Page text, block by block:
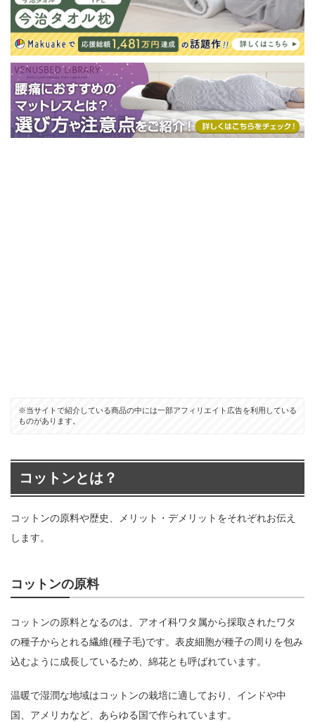
※当サイトで紹介している商品の中には一部アフィリエイト広告を利用している
ものがあります。
コットンとは？
コットンの原料や歴史、メリット・デメリットをそれぞれお伝え
します。
コットンの原料
コットンの原料となるのは、アオイ科ワタ属から採取されたワタ
の種子からとれる繊維(種子毛)です。表皮細胞が種子の周りを包み
込むように成長しているため、綿花とも呼ばれています。
温暖で湿潤な地域はコットンの栽培に適しており、インドや中
国、アメリカなど、あらゆる国で作られています。